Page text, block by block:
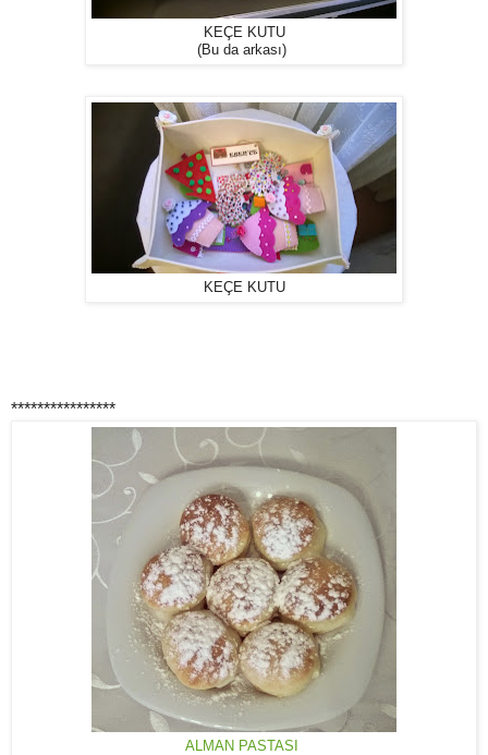
KEÇE KUTU
(Bu da arkası)
KEÇE KUTU
****************
ALMAN PASTASI